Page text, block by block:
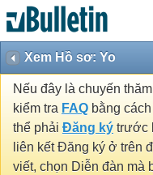
Xem Hồ sơ: Yo
Nếu đây là chuyến
kiểm tra FAQ bằng
thể phải Đăng ký trước
liên kết Đăng ký ở trên
viết, chọn Diễn đàn mà